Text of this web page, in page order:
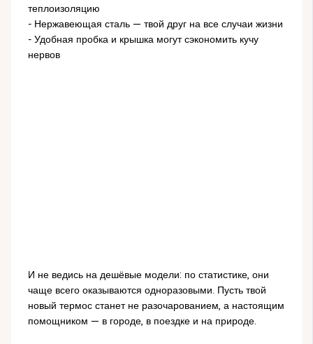
теплоизоляцию
- Нержавеющая сталь — твой друг на все случаи жизни
- Удобная пробка и крышка могут сэкономить кучу
нервов
И не ведись на дешёвые модели: по статистике, они
чаще всего оказываются одноразовыми. Пусть твой
новый термос станет не разочарованием, а настоящим
помощником — в городе, в поездке и на природе.